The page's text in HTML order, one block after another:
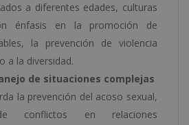
a diferentes edades, culturas
énfasis en la promoción de
la prevención de violencia
a la diversidad.
de situaciones complejas
la prevención del acoso sexual,
conflictos en relaciones